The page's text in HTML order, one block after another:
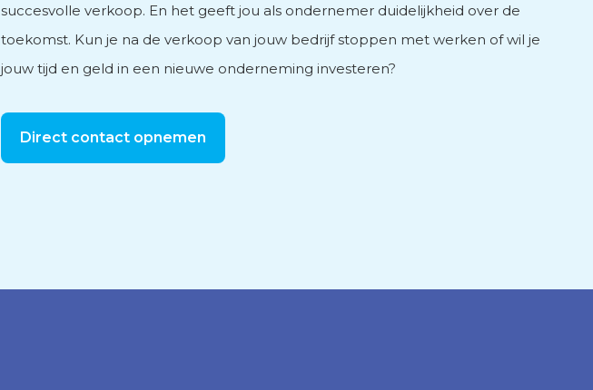
succesvolle verkoop. En het geeft jou als ondernemer duidelijkheid over de
toekomst. Kun je na de verkoop van jouw bedrijf stoppen met werken of wil je
jouw tijd en geld in een nieuwe onderneming investeren?
Direct contact opnemen